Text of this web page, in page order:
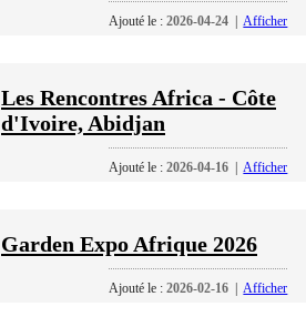
Ajouté le :2026-04-24 |Afficher
Les Rencontres Africa - Côte
d'Ivoire, Abidjan
Ajouté le :2026-04-16 |Afficher
Garden Expo Afrique 2026
Ajouté le :2026-02-16 |Afficher